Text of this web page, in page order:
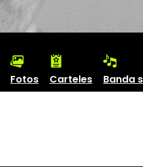
Fotos Carteles Banda